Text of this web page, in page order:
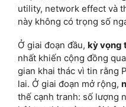
utility, network effect và
này không có trọng số
Ở giai đoạn đầu, kỳ vọng
nhất khiến cộng đồng
gian khai thác vì tin rằng
lai. Ở giai đoạn mở rộng,
thế cạnh tranh: số lượng